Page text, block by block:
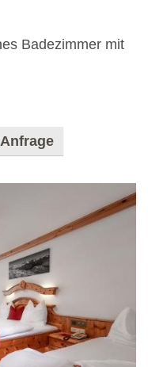
Badezimmer mit
Anfrage